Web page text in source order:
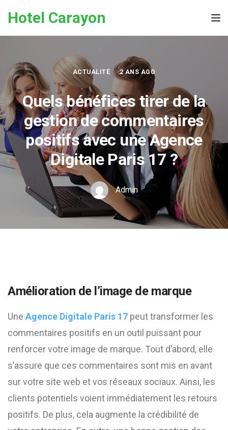
Hotel Carayon
ACTUALITÉ 2 ANS AGO
Quels bénéfices tirer de la
gestion de commentaires
positifs avec une Agence
Digitale Paris 17 ?
Admin
Amélioration de l’image de marque
Une Agence Digitale Paris 17 peut transformer les
commentaires positifs en un outil puissant pour
renforcer votre image de marque. Tout d’abord, elle
s’assure que ces commentaires sont mis en avant
sur votre site web et vos réseaux sociaux. Ainsi, les
clients potentiels voient immédiatement les retours
positifs. De plus, cela augmente la crédibilité de